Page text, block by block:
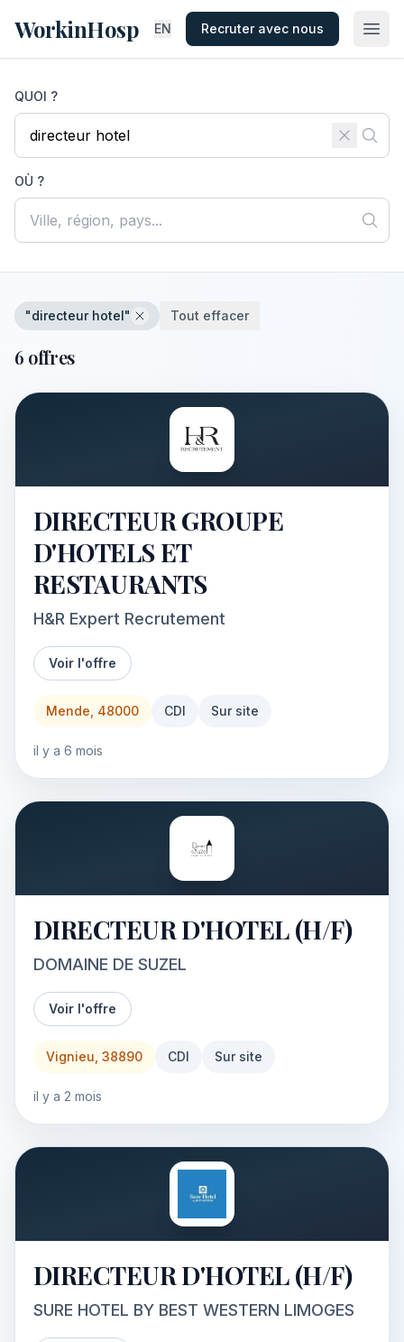
WorkinHosp EN Recruter avec nous
QUOI ?
OÙ ?
"directeur hotel" Tout effacer
6 offres
DIRECTEUR GROUPE
D'HOTELS ET
RESTAURANTS
H&R Expert Recrutement
Voir l'offre
Mende, 48000 CDI Sur site
il y a 6 mois
DIRECTEUR D'HOTEL (H/F)
DOMAINE DE SUZEL
Voir l'offre
Vignieu, 38890 CDI Sur site
il y a 2 mois
DIRECTEUR D'HOTEL (H/F)
SURE HOTEL BY BEST WESTERN LIMOGES